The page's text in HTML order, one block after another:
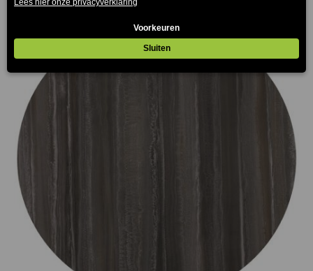
€165.00